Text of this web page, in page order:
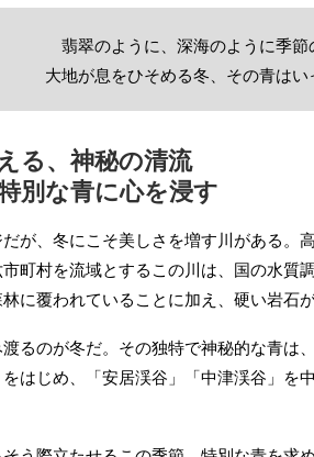
翡翠のように、深海のように季節
大地が息をひそめる冬、その青はい
る、神秘の清流
別な青に心を浸す
が、冬にこそ美しさを増す川がある。
町村を流域とするこの川は、国の水質
に覆われていることに加え、硬い岩石
るのが冬だ。その独特で神秘的な青は
はじめ、「安居渓谷」「中津渓谷」を